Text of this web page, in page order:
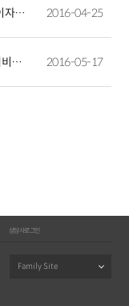
종합통장대출(한도거래 대출) 이자결제일 변경 안내 2016-04-25
시스템 작업으로 인한 온라인 서비스 중단 안내 2016-05-17
상담사로그인